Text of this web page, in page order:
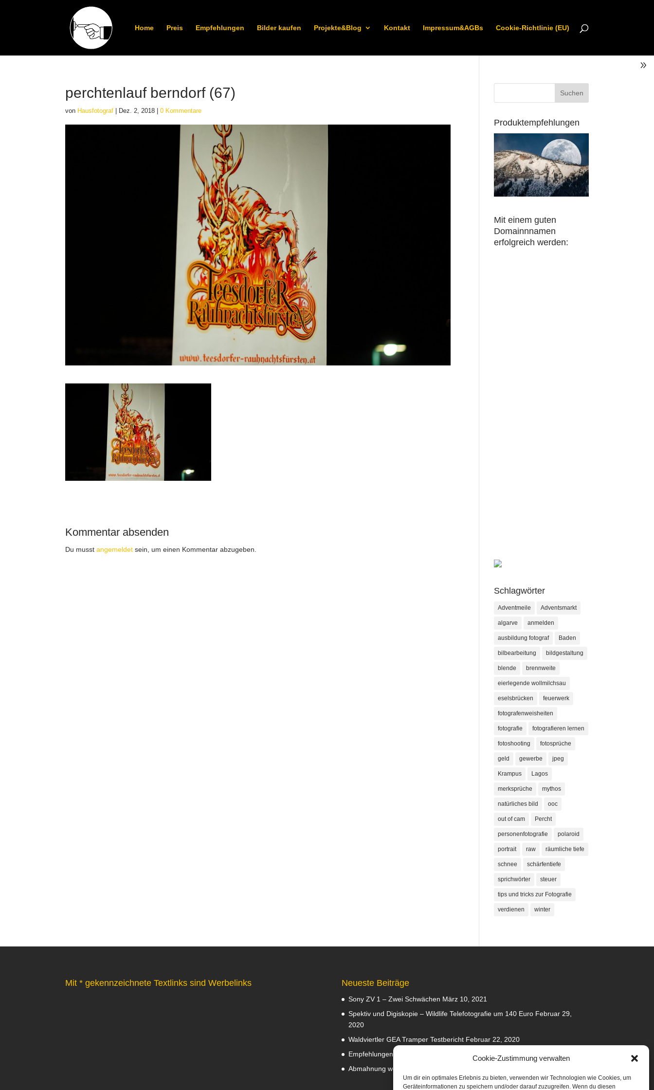
Cookie-Zustimmung verwalten
Um dir ein optimales Erlebnis zu bieten, verwenden wir Technologien wie Cookies, um
Geräteinformationen zu speichern und/oder darauf zuzugreifen. Wenn du diesen
Home Preis Empfehlungen Bilder kaufen Projekte&Blog Kontakt Impressum&AGBs Cookie-Richtlinie (EU)
perchtenlauf berndorf (67)
von Hausfotograf Dez. 2, 2018 |0 Kommentare
Kommentar absenden
Du musstangemeldet sein, um einen Kommentar abzugeben.
Produktempfehlungen
Mit einem guten
Domainnnamen
erfolgreich werden:
Schlagwörter
Adventmeile Adventsmarkt
algarve anmelden
ausbildung fotograf Baden
bilbearbeitung bildgestaltung
blende brennweite
eierlegende wollmilchsau
eselsbrücken feuerwerk
fotografenweisheiten
fotografie fotografieren lernen
fotoshooting fotosprüche
geld gewerbe jpeg
Krampus Lagos
merksprüche mythos
natürliches bild ooc
out of cam Percht
personenfotografie polaroid
portrait raw räumliche tiefe
schnee schärfentiefe
sprichwörter steuer
tips und tricks zur Fotografie
verdienen winter
Mit * gekennzeichnete Textlinks sind Werbelinks Neueste Beiträge
Sony ZV 1 – Zwei Schwächen März 10, 2021
Spektiv und Digiskopie – Wildlife Telefotografie um 140 Euro Februar 29,
2020
Waldviertler GEA Tramper Testbericht Februar 22, 2020
Empfehlungen
Abmahnung wegen Fotos